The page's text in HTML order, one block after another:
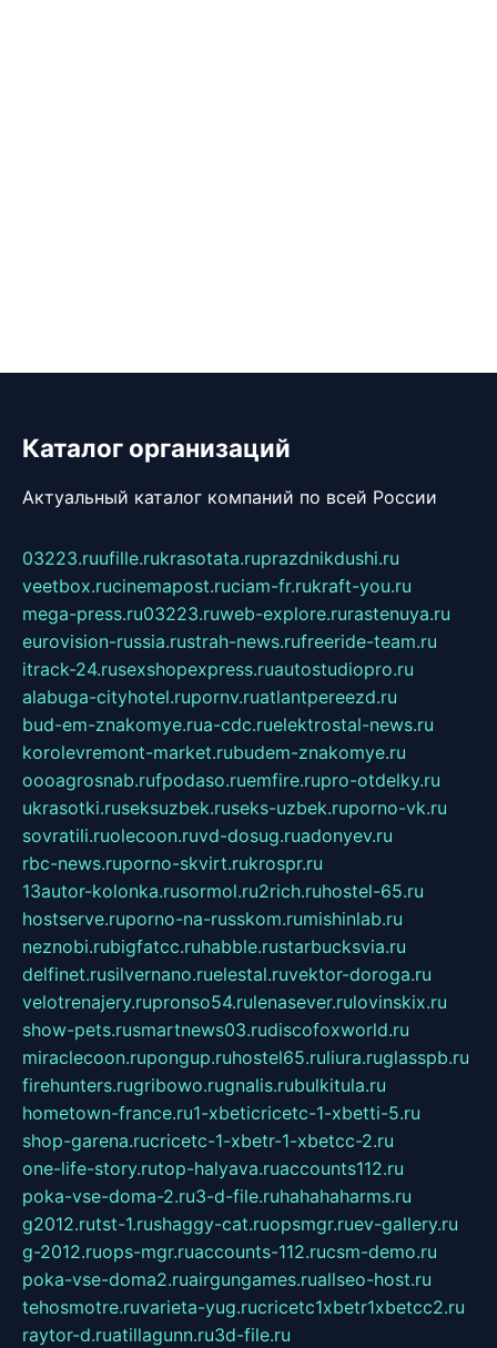
Каталог организаций
Актуальный каталог компаний по всей России
03223.ruufille.rukrasotata.ruprazdnikdushi.ru
veetbox.rucinemapost.ruciam-fr.rukraft-you.ru
mega-press.ru03223.ruweb-explore.rurastenuya.ru
eurovision-russia.rustrah-news.rufreeride-team.ru
itrack-24.rusexshopexpress.ruautostudiopro.ru
alabuga-cityhotel.rupornv.ruatlantpereezd.ru
bud-em-znakomye.rua-cdc.ruelektrostal-news.ru
korolevremont-market.rubudem-znakomye.ru
oooagrosnab.rufpodaso.ruemfire.rupro-otdelky.ru
ukrasotki.ruseksuzbek.ruseks-uzbek.ruporno-vk.ru
sovratili.ruolecoon.ruvd-dosug.ruadonyev.ru
rbc-news.ruporno-skvirt.rukrospr.ru
13autor-kolonka.rusormol.ru2rich.ruhostel-65.ru
hostserve.ruporno-na-russkom.rumishinlab.ru
neznobi.rubigfatcc.ruhabble.rustarbucksvia.ru
delfinet.rusilvernano.ruelestal.ruvektor-doroga.ru
velotrenajery.rupronso54.rulenasever.rulovinskix.ru
show-pets.rusmartnews03.rudiscofoxworld.ru
miraclecoon.rupongup.ruhostel65.ruliura.ruglasspb.ru
firehunters.rugribowo.rugnalis.rubulkitula.ru
hometown-france.ru1-xbeticricetc-1-xbetti-5.ru
shop-garena.rucricetc-1-xbetr-1-xbetcc-2.ru
one-life-story.rutop-halyava.ruaccounts112.ru
poka-vse-doma-2.ru3-d-file.ruhahahaharms.ru
g2012.rutst-1.rushaggy-cat.ruopsmgr.ruev-gallery.ru
g-2012.ruops-mgr.ruaccounts-112.rucsm-demo.ru
poka-vse-doma2.ruairgungames.ruallseo-host.ru
tehosmotre.ruvarieta-yug.rucricetc1xbetr1xbetcc2.ru
raytor-d.ruatillagunn.ru3d-file.ru